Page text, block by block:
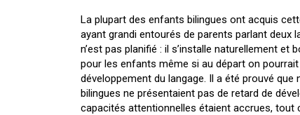
La plupart des enfants bilingues ont acquis
ayant grandi entourés de parents parlant deux
n’est pas planifié : il s’installe naturellement et
pour les enfants même si au départ on
développement du langage. Il a été prouvé
bilingues ne présentaient pas de retard de
capacités attentionnelles étaient accrues, tout